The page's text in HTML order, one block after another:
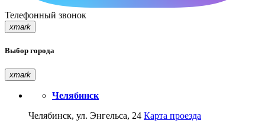
Телефонный звонок
xmark
Выбор города
xmark
Челябинск
Челябинск, ул. Энгельса, 24 Карта проезда